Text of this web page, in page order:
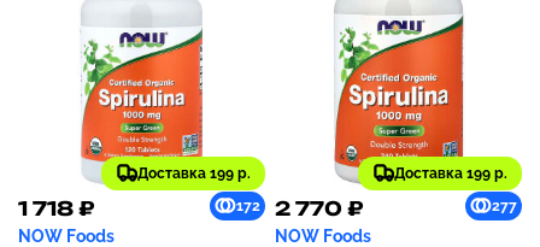
Доставка 199 р.
1 718 ₽ 172
NOW Foods
Доставка 199 р.
2 770 ₽ 277
NOW Foods